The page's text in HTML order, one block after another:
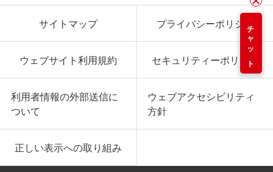
チャット
サイトマップ プライバシーポリシー
ウェブサイト利用規約 セキュリティーポリシー
利用者情報の外部送信に
ついて
ウェブアクセシビリティ
方針
正しい表示への取り組み